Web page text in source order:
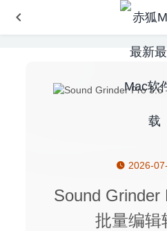
2026-
Sound Grinder
批量编辑
Sublime Merge 1.0.0.1 Build
ON1 Photo RAW 2026.2
后期图像处理软件 2026-03-29